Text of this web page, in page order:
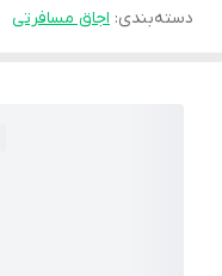
دسته‌بندی: اجاق مسافرتی